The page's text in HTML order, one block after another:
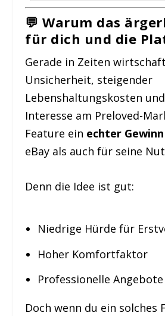
💬 Warum das
für dich und die
Gerade in Zeiten
Unsicherheit, steigender
Lebenshaltungskosten
Interesse am Preloved-
Feature ein echter Gewinn
eBay als auch für seine
Denn die Idee ist gut:
Niedrige Hürde für
Hoher Komfortfaktor
Professionelle
Doch wenn du ein solches